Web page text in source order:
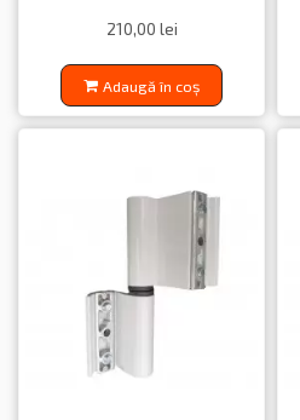
210,00 lei
Adaugă în coș